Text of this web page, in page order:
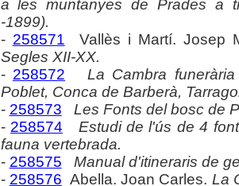
a les muntanyes de Prades a
-1899).
- 258571 Vallès i Martí. Josep
Segles XII-XX.
- 258572
La Cambra
Poblet, Conca de Barberà,
- 258573
Les Fonts del bosc de
- 258574
Estudi de l'ús de 4
fauna vertebrada.
- 258575
Manual d'itineraris de
- 258576 Abella. Joan Carles. La